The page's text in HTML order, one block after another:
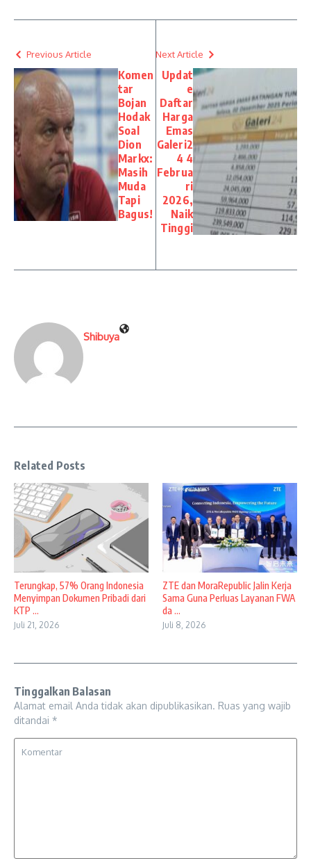
Previous Article
Komen
tar
Bojan
Hodak
Soal
Dion
Markx:
Masih
Muda
Tapi
Bagus!
Next Article
Updat
e
Daftar
Harga
Emas
Galeri2
4 4
Februa
ri
2026,
Naik
Tinggi
Shibuya
Related Posts
Terungkap, 57% Orang Indonesia
Menyimpan Dokumen Pribadi dari
KTP ...
Juli 21, 2026
ZTE dan MoraRepublic Jalin Kerja
Sama Guna Perluas Layanan FWA
da ...
Juli 8, 2026
Tinggalkan Balasan
Alamat email Anda tidak akan dipublikasikan. Ruas yang wajib
ditandai *